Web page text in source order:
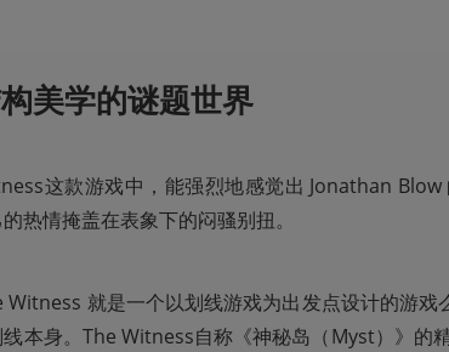
美学的谜题世界
这款游戏中，能强烈地感觉出 Jonathan
热情掩盖在表象下的闷骚别扭。
Witness 就是一个以划线游戏为出发点设计的游戏
本身。The Witness自称《神秘岛（Myst）》的